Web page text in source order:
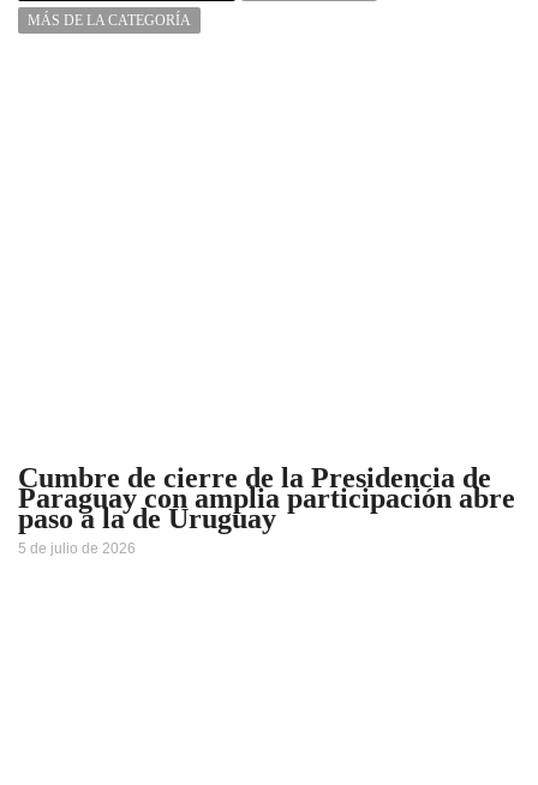
MÁS DE LA CATEGORÍA
Cumbre de cierre de la Presidencia de
Paraguay con amplia participación abre
paso a la de Uruguay
5 de julio de 2026